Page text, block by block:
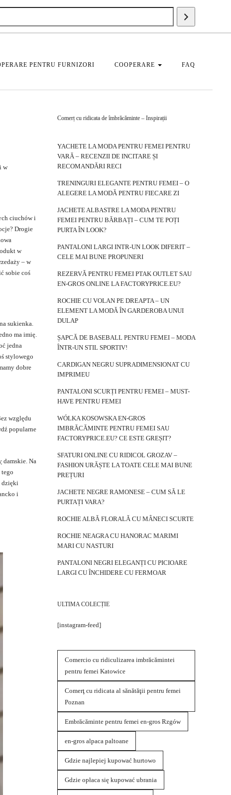
un
produs
PENTRU FURNIZORI COOPERARE FAQ
w
ciuchów i
Drogie
w
– w
sobie coś
sukienka.
ma imię.
jedna
stylowego
dobre
względu
popularne
damskie. Na
dzięki
i
Comerț cu ridicata de îmbrăcăminte – Inspirații
YACHETE LA MODA PENTRU FEMEI PENTRU
VARĂ – RECENZII DE INCITARE ȘI
RECOMANDĂRI RECI
TRENINGURI ELEGANTE PENTRU FEMEI – O
ALEGERE LA MODĂ PENTRU FIECARE ZI
JACHETE ALBASTRE LA MODA PENTRU
FEMEI PENTRU BĂRBAȚI – CUM TE POȚI
PURTA ÎN LOOK?
PANTALONI LARGI INTR-UN LOOK DIFERIT –
CELE MAI BUNE PROPUNERI
REZERVĂ PENTRU FEMEI PTAK OUTLET SAU
EN-GROS ONLINE LA FACTORYPRICE.EU?
ROCHIE CU VOLAN PE DREAPTA – UN
ELEMENT LA MODĂ ÎN GARDEROBA UNUI
DULAP
ȘAPCĂ DE BASEBALL PENTRU FEMEI – MODA
ÎNTR-UN STIL SPORTIV!
CARDIGAN NEGRU SUPRADIMENSIONAT CU
IMPRIMEU
PANTALONI SCURȚI PENTRU FEMEI – MUST-
HAVE PENTRU FEMEI
WÓLKA KOSOWSKA EN-GROS
IMBRĂCĂMINTE PENTRU FEMEI SAU
FACTORYPRICE.EU? CE ESTE GREȘIT?
SFATURI ONLINE CU RIDICOL GROZAV –
FASHION URĂȘTE LA TOATE CELE MAI BUNE
PREȚURI
JACHETE NEGRE RAMONESE – CUM SĂ LE
PURTAȚI VARA?
ROCHIE ALBĂ FLORALĂ CU MÂNECI SCURTE
ROCHIE NEAGRA CU HANORAC MARIMI
MARI CU NASTURI
PANTALONI NEGRI ELEGANȚI CU PICIOARE
LARGI CU ÎNCHIDERE CU FERMOAR
ULTIMA COLECȚIE
[instagram-feed]
Comercio cu ridiculizarea imbrăcămintei
pentru femei Katowice
Comerţ cu ridicata al sănătăţii pentru femei
Poznan
Embrăcăminte pentru femei en-gros Rzgów
en-gros alpaca paltoane
Gdzie najlepiej kupować hurtowo
Gdzie opłaca się kupować ubrania